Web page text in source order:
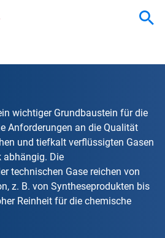
wichtiger Grundbaustein für die
Anforderungen an die Qualität
und tiefkalt verflüssigten Gasen
abhängig. Die
technischen Gase reichen von
z. B. von Syntheseprodukten bis
Reinheit für die chemische